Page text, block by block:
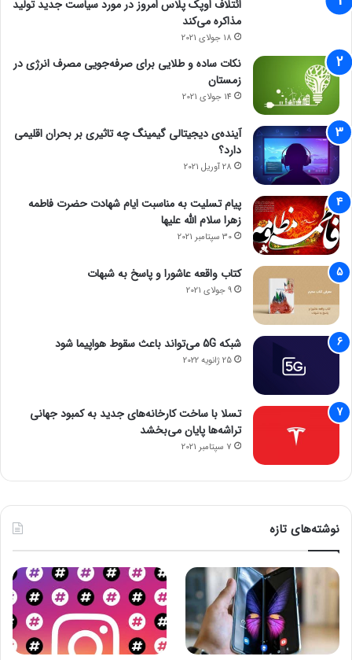
ائتلاف اوپک پلاس امروز در مورد سیاست جدید تولید
مذاکره می‌کند
18 جولای 2021
نکات ساده و طلایی برای صرفه‌جویی مصرف انرژی در
زمستان
14 جولای 2021
آینده‌ی دیجیتالی گیمینگ چه تاثیری بر بحران اقلیمی
دارد؟
28 آوریل 2021
پیام تسلیت به مناسبت ایام شهادت حضرت فاطمه
زهرا سلام الله علیها
30 سپتامبر 2021
کتاب واقعه عاشورا و پاسخ به شبهات
9 جولای 2021
شبکه 5G می‌تواند باعث سقوط هواپیما شود
25 ژانویه 2022
تسلا با ساخت کارخانه‌های جدید به کمبود جهانی
تراشه‌ها پایان می‌بخشد
7 سپتامبر 2021
نوشته‌های تازه